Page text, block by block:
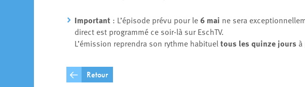
Important : L’épisode prévu pour le6 mai ne sera
direct est programmé ce soir-là sur EschTV.
L’émission reprendra son rythme habituel tous les quinze joursà
Retour